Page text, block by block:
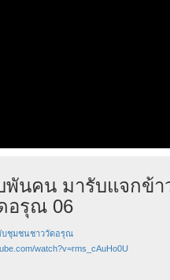
นคน มารับแจกข้า
อรุณ 06
ชุมชนชาววัดอรุณ
watch?v=rms_cAuHo0U